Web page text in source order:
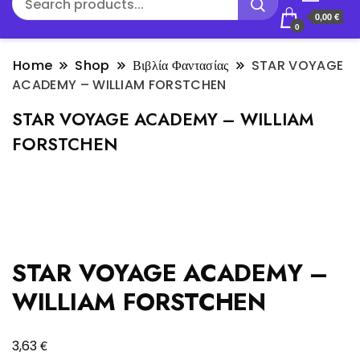
0
0,00 €
Home Shop Βιβλία Φαντασίας
STAR VOYAGE
ACADEMY – WILLIAM FORSTCHEN
STAR VOYAGE ACADEMY – WILLIAM
FORSTCHEN
STAR VOYAGE ACADEMY –
WILLIAM FORSTCHEN
3,63€